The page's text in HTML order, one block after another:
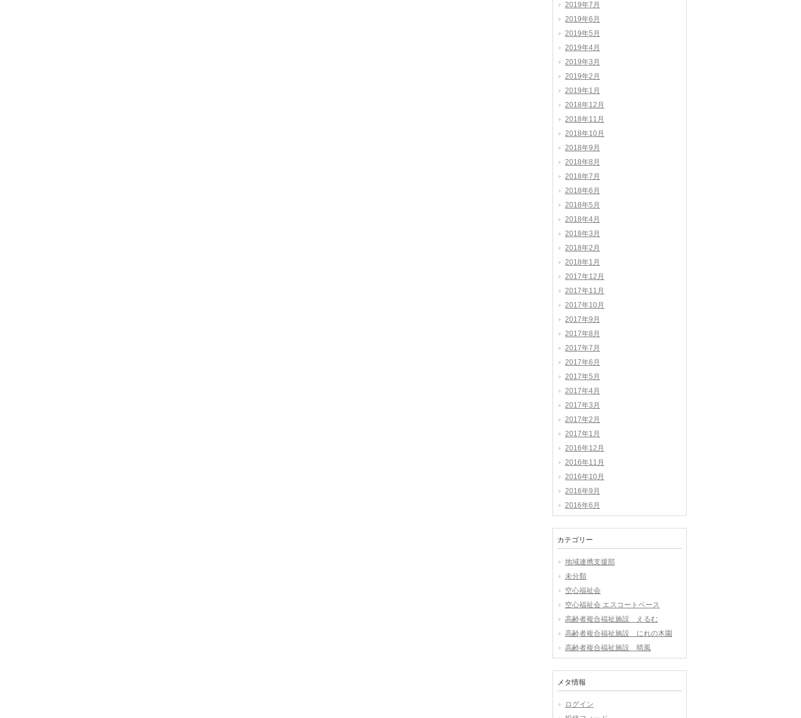
2019年7月
2019年6月
2019年5月
2019年4月
2019年3月
2019年2月
2019年1月
2018年12月
2018年11月
2018年10月
2018年9月
2018年8月
2018年7月
2018年6月
2018年5月
2018年4月
2018年3月
2018年2月
2018年1月
2017年12月
2017年11月
2017年10月
2017年9月
2017年8月
2017年7月
2017年6月
2017年5月
2017年4月
2017年3月
2017年2月
2017年1月
2016年12月
2016年11月
2016年10月
2016年9月
2016年6月
カテゴリー
地域連携支援部
未分類
空心福祉会
空心福祉会 エスコートベース
高齢者複合福祉施設 えるむ
高齢者複合福祉施設 にれの木園
高齢者複合福祉施設 晴風
メタ情報
ログイン